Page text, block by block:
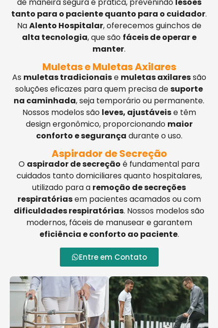
tanto para o paciente quanto para o cuidador.
NaAlento Hospitalar, oferecemos guinchos de
alta tecnologia, que são fáceis de operar e
manter.
Muletas e Muletas Axilares
As muletas tradicionaise muletas axilaressão
soluções eficazes para quem precisa desuporte
na caminhada, seja temporário ou permanente.
Nossos modelos são leves, ajustáveise têm
design ergonômico, proporcionando maior
conforto e segurança durante o uso.
Aspirador de Secreção
O aspirador de secreção é fundamental para
cuidados tanto domiciliares quanto hospitalares,
utilizado para a remoção de secreções
respiratóriasem pacientes acamados ou com
dificuldades respiratórias. Nossos modelos são
modernos, fáceis de manusear e garantem
eficiência e conforto ao paciente.
Entre em Contato